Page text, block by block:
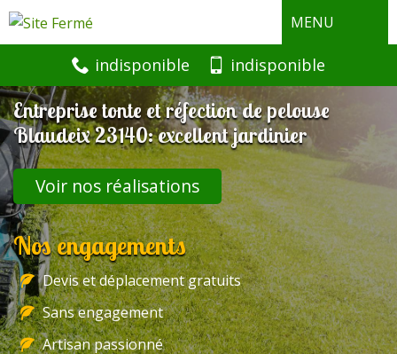
MENU
indisponible indisponible
Entreprise tonte et réfection de pelouse
Blaudeix 23140: excellent jardinier
Voir nos réalisations
Nos engagements
Devis et déplacement gratuits
Sans engagement
Artisan passionné